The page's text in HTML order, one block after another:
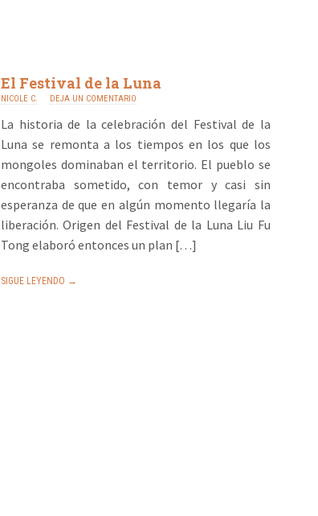
El Festival de la Luna
NICOLE C. DEJA UN COMENTARIO
La historia de la celebración del Festival de la
Luna se remonta a los tiempos en los que los
mongoles dominaban el territorio. El pueblo se
encontraba sometido, con temor y casi sin
esperanza de que en algún momento llegaría la
liberación. Origen del Festival de la Luna Liu Fu
Tong elaboró entonces un plan […]
SIGUE LEYENDO →